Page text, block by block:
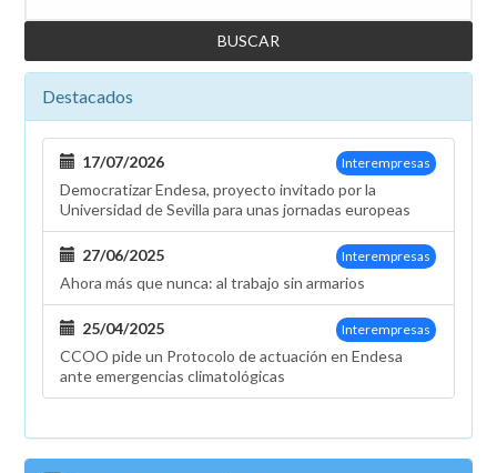
Destacados
Interempresas
17/07/2026
Democratizar Endesa, proyecto invitado por la
Universidad de Sevilla para unas jornadas europeas
Interempresas
27/06/2025
Ahora más que nunca: al trabajo sin armarios
Interempresas
25/04/2025
CCOO pide un Protocolo de actuación en Endesa
ante emergencias climatológicas